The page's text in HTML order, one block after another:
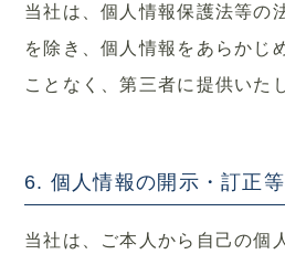
当社は、個人情報保護法等の
を除き、個人情報をあらかじ
ことなく、第三者に提供いた
6. 個人情報の開示・訂正
当社は、ご本人から自己の個